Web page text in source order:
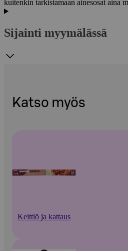
kuitenkin tarkistamaan ainesosat aina
Sijainti myymälässä
Katso myös
Keittiö ja kattaus